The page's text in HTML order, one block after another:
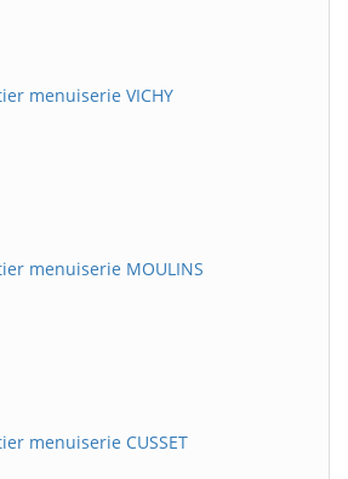
menuiserie VICHY
menuiserie MOULINS
menuiserie CUSSET